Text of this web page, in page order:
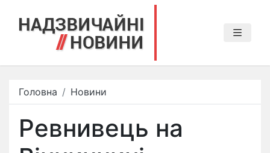
Головна Новини
Ревнивець на